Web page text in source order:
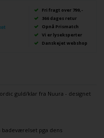
Fri fragt over 799,-
366 dages retur
Opnå Prismatch
Vi er lyseksperter
Danskejet webshop
guld/klar fra Nuura - designet
badeværelset pga dens